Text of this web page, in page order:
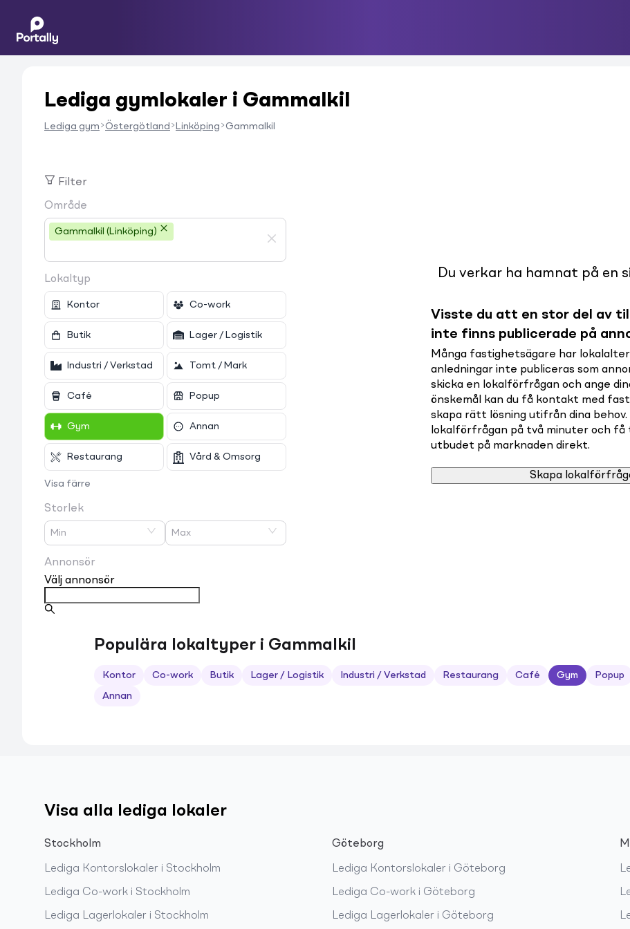
Lediga gymlokaler i Gammalkil
Lediga gym Östergötland Linköping Gammalkil
Filter
Område
Gammalkil (Linköping)
Lokaltyp
Kontor Co-work
Butik Lager / Logistik
Industri / Verkstad Tomt / Mark
Café Popup
Gym Annan
Restaurang Vård & Omsorg
Visa färre
Storlek
Min Max
Annonsör
Välj annonsör
Du verkar ha hamnat på en
Visste du att en stor del av
inte finns publicerade på
Många fastighetsägare har
anledningar inte publiceras som
skicka en lokalförfrågan och ange
önskemål kan du få kontakt med
skapa rätt lösning utifrån dina behov.
lokalförfrågan på två minuter och få
utbudet på marknaden direkt.
Skapa
Populära lokaltyper i Gammalkil
Kontor Co-work Butik Lager / Logistik Industri / Verkstad Restaurang Café Gym Popup
Annan
Visa alla lediga lokaler
Stockholm
Lediga Kontorslokaler i Stockholm
Lediga Co-work i Stockholm
Lediga Lagerlokaler i Stockholm
Göteborg
Lediga Kontorslokaler i Göteborg
Lediga Co-work i Göteborg
Lediga Lagerlokaler i Göteborg